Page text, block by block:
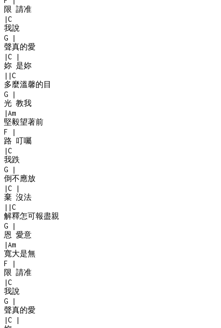
限 請准
|C
我說
G
|
聲真的愛
|C
|
妳 是妳
| |C
多麼溫馨的目
G
|
光 教我
|Am
堅毅望著前
F
|
路 叮囑
|C
我跌
G
|
倒不應放
|C
|
棄 沒法
| |C
解釋怎可報盡親
G
|
恩 愛意
|Am
寬大是無
F
|
限 請准
|C
我說
G
|
聲真的愛
|C
|